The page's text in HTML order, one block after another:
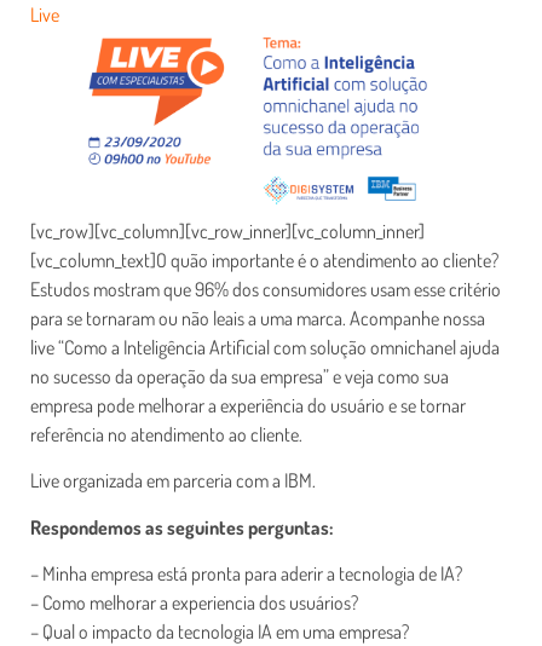
Live
[vc_row][vc_column][vc_row_inner][vc_column_inner]
[vc_column_text]O quão importante é o atendimento ao cliente?
Estudos mostram que 96% dos consumidores usam esse critério
para se tornaram ou não leais a uma marca. Acompanhe nossa
live “Como a Inteligência Artificial com solução omnichanel ajuda
no sucesso da operação da sua empresa” e veja como sua
empresa pode melhorar a experiência do usuário e se tornar
referência no atendimento ao cliente.
Live organizada em parceria com a IBM.
Respondemos as seguintes perguntas:
– Minha empresa está pronta para aderir a tecnologia de IA?
– Como melhorar a experiencia dos usuários?
– Qual o impacto da tecnologia IA em uma empresa?